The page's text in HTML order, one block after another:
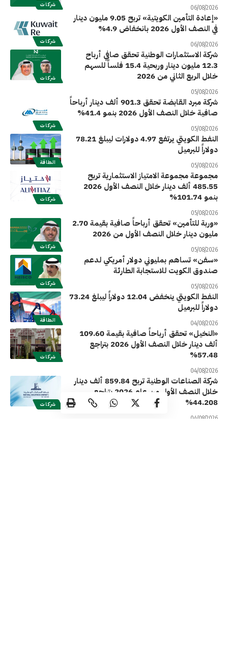
شركات 06/08/2026
شركات
«إعادة التأمين الكويتية» تربح 9.05 مليون دينار
في النصف الأول 2026 بانخفاض 4.9%
06/08/2026
شركات
شركة الاستثمارات الوطنية تحقق صافي أرباح
12.3 مليون دينار وربحية 15.4 فلساً للسهم
خلال الربع الثاني من 2026
05/08/2026
شركات
شركة مبرد القابضة تحقق 901.3 ألف دينار أرباحاً
صافية خلال النصف الأول 2026 بنمو 41.4%
05/08/2026
الطاقة
النفط الكويتي يرتفع 4.97 دولارات ليبلغ 78.21
دولاراً للبرميل
05/08/2026
شركات
مجموعة مجموعة الامتياز الاستثمارية تربح
485.55 ألف دينار خلال النصف الأول 2026
بنمو 101.74%
05/08/2026
شركات
«وربة للتأمين» تحقق أرباحاً صافية بقيمة 2.70
مليون دينار خلال النصف الأول من 2026
05/08/2026
شركات
«سفن» تساهم بمليوني دولار أمريكي لدعم
صندوق الكويت للاستجابة الطارئة
05/08/2026
الطاقة
النفط الكويتي ينخفض 12.04 دولاراً ليبلغ 73.24
دولاراً للبرميل
04/08/2026
شركات
«النخيل» تحقق أرباحاً صافية بقيمة 109.60
ألف دينار خلال النصف الأول 2026 بتراجع
57.48%
04/08/2026
شركات
شركة الصناعات الوطنية تربح 859.84 ألف دينار
خلال النصف الأول من عام 2026 بتراجع
44.208%
04/08/2026